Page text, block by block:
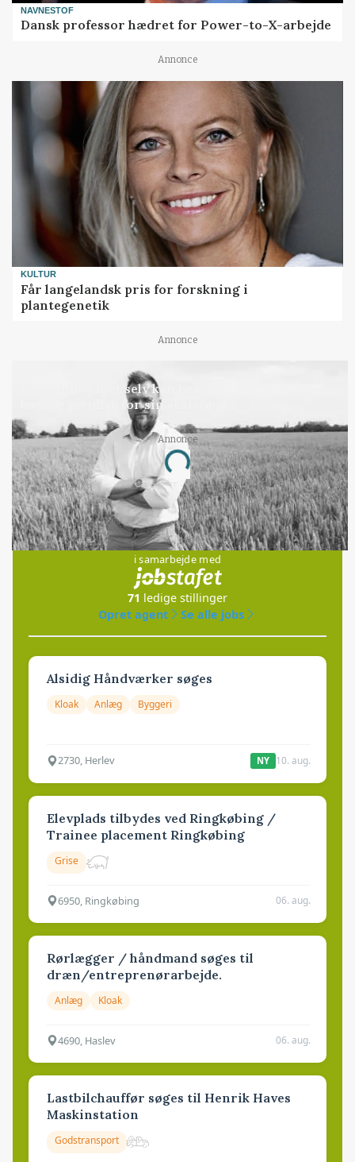
NAVNESTOF
Dansk professor hædret for Power-to-X-arbejde
Annonce
KULTUR
Får langelandsk pris for forskning i
plantegenetik
Annonce
Kun landbruget selv kan beslutte, om man vil
kæmpe juridisk for sin eksistens
Annonce
Loading...
Jobs
i samarbejde med
71 ledige stillinger
Opret agent
Se alle jobs
Alsidig Håndværker søges
Kloak Anlæg Byggeri
2730, Herlev NY 10. aug.
Elevplads tilbydes ved Ringkøbing /
Trainee placement Ringkøbing
Grise
6950, Ringkøbing 06. aug.
Rørlægger / håndmand søges til
dræn/entreprenørarbejde.
Anlæg Kloak
4690, Haslev 06. aug.
Lastbilchauffør søges til Henrik Haves
Maskinstation
Godstransport